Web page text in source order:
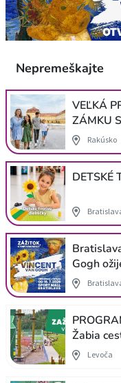
Nepremeškajte
VEĽKÁ
ZÁMKU
Rakúsko
DETSKÉ
Gogh
Žabia
Levoča